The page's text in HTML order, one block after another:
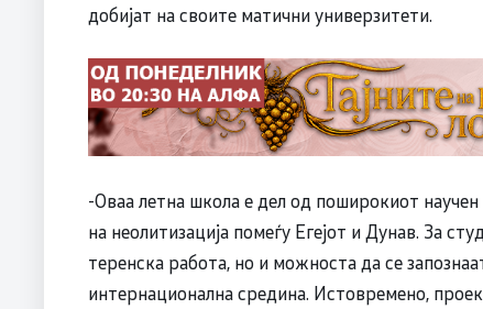
добијат на своите матични универзитети.
-Оваа летна школа е дел од поширокиот
на неолитизација помеѓу Егејот и Дунав. За
теренска работа, но и можноста да се
интернационална средина. Истовремено,